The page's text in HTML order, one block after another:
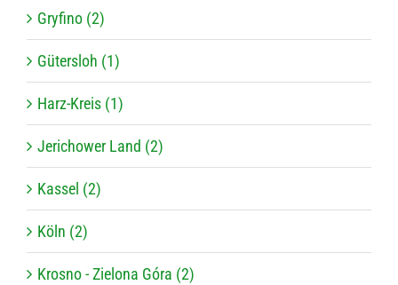
Gryfino (2)
Gütersloh (1)
Harz-Kreis (1)
Jerichower Land (2)
Kassel (2)
Köln (2)
Krosno - Zielona Góra (2)